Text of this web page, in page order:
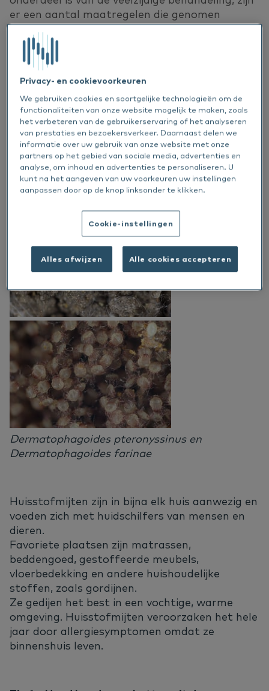
er een aantal maatregelen die genomen
kunnen worden. Hieronder hebben we een
aantal tips op een rijtje gezet.
Enkele feiten over huisstofmijt
Dermatophagoides pteronyssinusen
Dermatophagoides farinae. Hoewel deze twee
soorten broers zijn van elkaar, veroorzaakt
farinaehet vaakst overgevoeligheid bij dieren.
Dieren reageren allergisch op specifieke
eiwitten in de uitwerpselen van deze mijten.
Dermatophagoides pteronyssinus en
Dermatophagoides farinae
Huisstofmijten zijn in bijna elk huis aanwezig en
voeden zich met huidschilfers van mensen en
dieren.
Favoriete plaatsen zijn matrassen,
beddengoed, gestoffeerde meubels,
vloerbedekking en andere huishoudelijke
stoffen, zoals gordijnen.
Ze gedijen het best in een vochtige, warme
omgeving. Huisstofmijten veroorzaken het hele
jaar door allergiesymptomen omdat ze
binnenshuis leven.
Privacy- en cookievoorkeuren
We gebruiken cookies en soortgelijke technologieën om de
functionaliteiten van onze website mogelijk te maken, zoals
het verbeteren van de gebruikerservaring of het analyseren
van prestaties en bezoekersverkeer. Daarnaast delen we
informatie over uw gebruik van onze website met onze
partners op het gebied van sociale media, advertenties en
analyse, om inhoud en advertenties te personaliseren. U
kunt na het aangeven van uw voorkeuren uw instellingen
aanpassen door op de knop linksonder te klikken.
Cookie-instellingen
Alles afwijzen Alle cookies accepteren